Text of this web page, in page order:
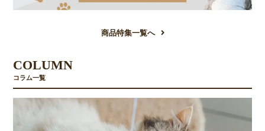
商品特集一覧へ
COLUMN
コラム一覧